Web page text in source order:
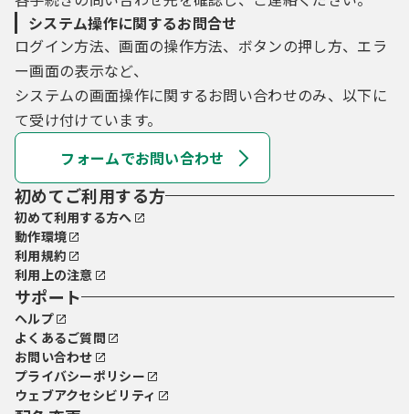
システム操作に関するお問合せ
ログイン方法、画面の操作方法、ボタンの押し方、エラ
ー画面の表示など、
システムの画面操作に関するお問い合わせのみ、以下に
て受け付けています。
フォームでお問い合わせ
初めてご利用する方
初めて利用する方へ
動作環境
利用規約
利用上の注意
サポート
ヘルプ
よくあるご質問
お問い合わせ
プライバシーポリシー
ウェブアクセシビリティ